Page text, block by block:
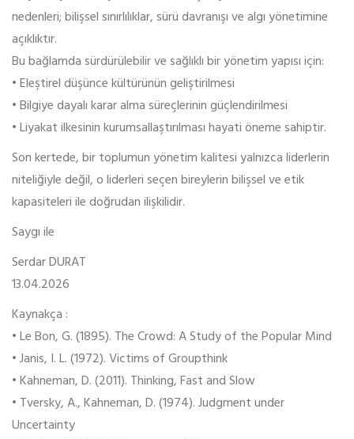
nedenleri; bilişsel sınırlılıklar, sürü davranışı ve algı yönetimine
açıklıktır.
Bu bağlamda sürdürülebilir ve sağlıklı bir yönetim yapısı için:
• Eleştirel düşünce kültürünün geliştirilmesi
• Bilgiye dayalı karar alma süreçlerinin güçlendirilmesi
• Liyakat ilkesinin kurumsallaştırılması hayati öneme sahiptir.
Son kertede, bir toplumun yönetim kalitesi yalnızca liderlerin
niteliğiyle değil, o liderleri seçen bireylerin bilişsel ve etik
kapasiteleri ile doğrudan ilişkilidir.
Saygı ile
Serdar DURAT
13.04.2026
Kaynakça :
• Le Bon, G. (1895). The Crowd: A Study of the Popular Mind
• Janis, I. L. (1972). Victims of Groupthink
• Kahneman, D. (2011). Thinking, Fast and Slow
• Tversky, A., Kahneman, D. (1974). Judgment under
Uncertainty